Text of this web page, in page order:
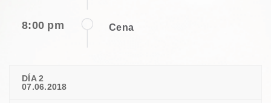
8:00 pm Cena
DÍA 2
07.06.2018